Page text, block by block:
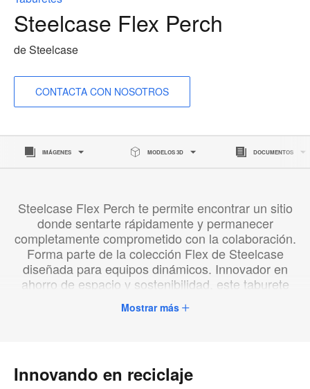
Steelcase Flex Perch
de Steelcase
CONTACTA CON NOSOTROS
IMÁGENES MODELOS 3D DOCUMENTOS
Steelcase Flex Perch te permite encontrar un sitio
donde sentarte rápidamente y permanecer
completamente comprometido con la colaboración.
Forma parte de la colección Flex de Steelcase
diseñada para equipos dinámicos. Innovador en
ahorro de espacio y sostenibilidad, este taburete
Mostrar más
Innovando en reciclaje